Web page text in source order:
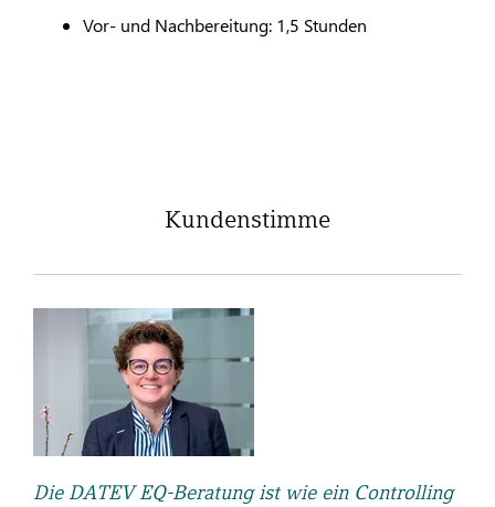
Vor- und Nachbereitung: 1,5 Stunden
Kundenstimme
Die DATEV EQ-Beratung ist wie ein Controlling